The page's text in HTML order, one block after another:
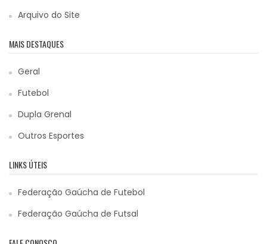
Arquivo do Site
MAIS DESTAQUES
Geral
Futebol
Dupla Grenal
Outros Esportes
LINKS ÚTEIS
Federação Gaúcha de Futebol
Federação Gaúcha de Futsal